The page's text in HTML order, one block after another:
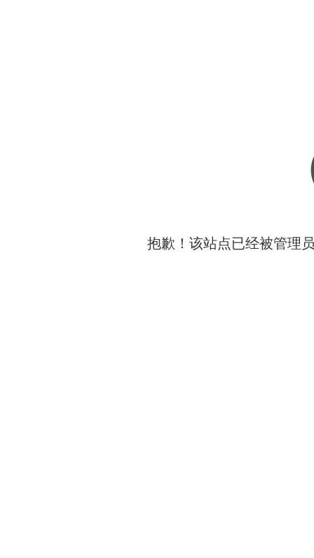
抱歉！该站点已经被管理